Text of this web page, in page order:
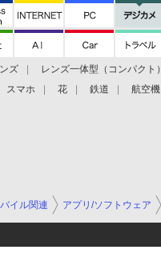
ズ レンズ一体型（コンパクト）
スマホ 花 鉄道 航空機
イル関連 アプリ/ソフトウェア